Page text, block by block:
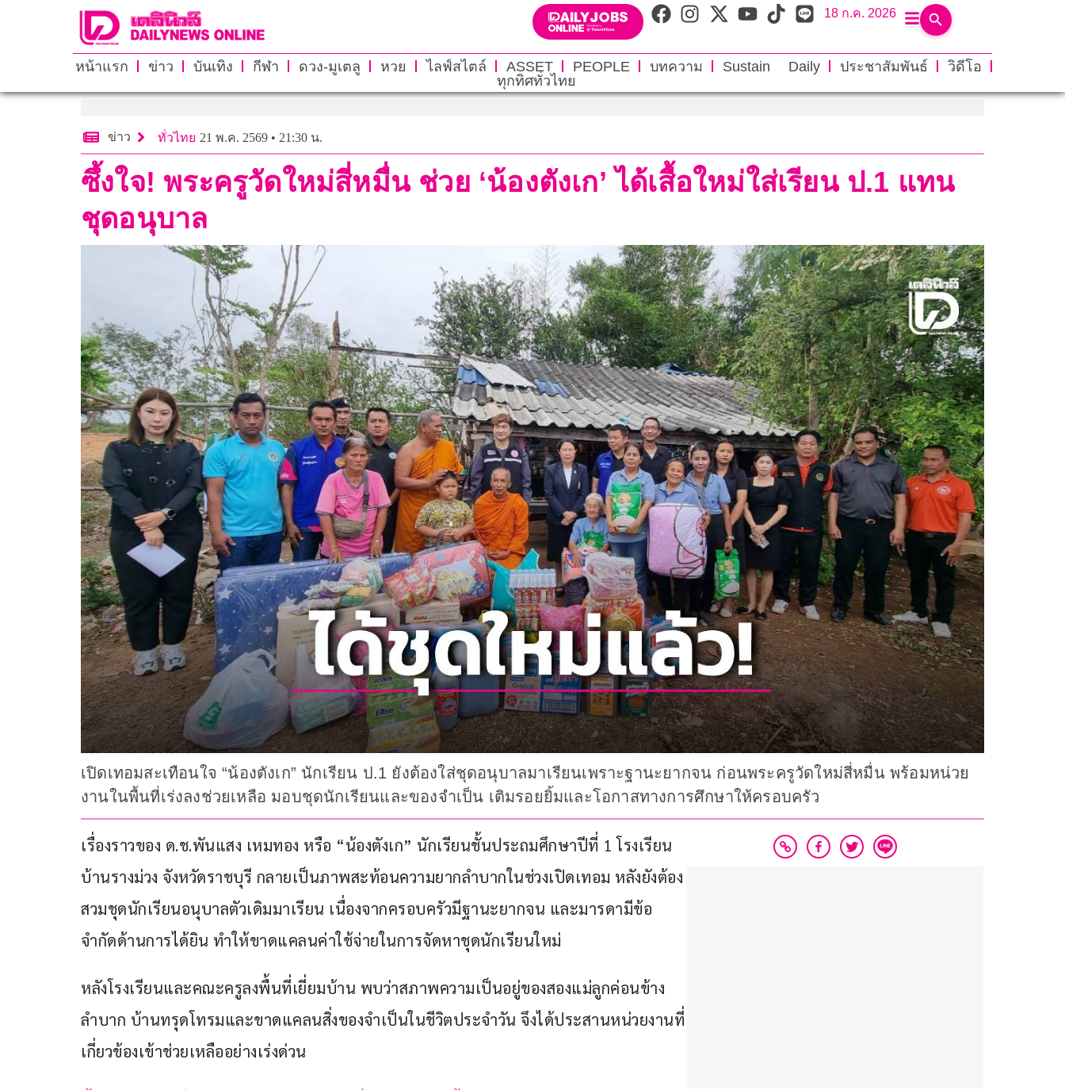
18 ก.ค. 2026
หน้าแรก ข่าว บันเทิง กีฬา ดวง-มูเตลู หวย ไลฟ์สไตล์ ASSET PEOPLE บทความ Sustain Daily ประชาสัมพันธ์
วิดีโอ
ทุกทิศทั่วไทย
ข่าว ทั่วไทย 21 พ.ค. 2569 • 21:30 น.
ซึ้งใจ! พระครูวัดใหม่สี่หมื่น ช่วย ‘น้องตังเก’ ได้เสื้อใหม่ใส่เรียน ป.1 แทน
ชุดอนุบาล
เปิดเทอมสะเทือนใจ “น้องตังเก” นักเรียน ป.1 ยังต้องใส่ชุดอนุบาลมาเรียนเพราะฐานะยากจน ก่อนพระครูวัดใหม่สี่หมื่น พร้อมหน่วย
งานในพื้นที่เร่งลงช่วยเหลือ มอบชุดนักเรียนและของจำเป็น เติมรอยยิ้มและโอกาสทางการศึกษาให้ครอบครัว
เรื่องราวของ ด.ช.พันแสง เหมทอง หรือ “น้องตังเก” นักเรียนชั้นประถมศึกษาปีที่ 1 โรงเรียน
บ้านรางม่วง จังหวัดราชบุรี กลายเป็นภาพสะท้อนความยากลำบากในช่วงเปิดเทอม หลังยังต้อง
สวมชุดนักเรียนอนุบาลตัวเดิมมาเรียน เนื่องจากครอบครัวมีฐานะยากจน และมารดามีข้อ
จำกัดด้านการได้ยิน ทำให้ขาดแคลนค่าใช้จ่ายในการจัดหาชุดนักเรียนใหม่
หลังโรงเรียนและคณะครูลงพื้นที่เยี่ยมบ้าน พบว่าสภาพความเป็นอยู่ของสองแม่ลูกค่อนข้าง
ลำบาก บ้านทรุดโทรมและขาดแคลนสิ่งของจำเป็นในชีวิตประจำวัน จึงได้ประสานหน่วยงานที่
เกี่ยวข้องเข้าช่วยเหลืออย่างเร่งด่วน